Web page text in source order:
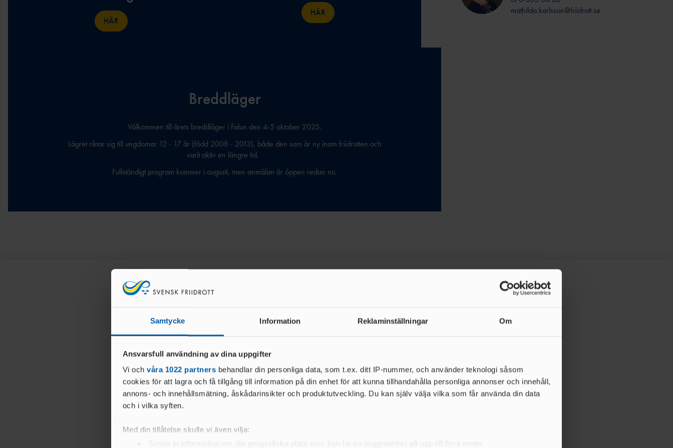
Samtycke Information Reklaminställningar Om
Ansvarsfull användning av dina uppgifter
Vi och våra 1022 partners behandlar din personliga data, som t.ex. ditt IP-nummer, och använder teknologi såsom
cookies för att lagra och få tillgång till information på din enhet för att kunna tillhandahålla personliga annonser och innehåll,
annons- och innehållsmätning, åskådarinsikter och produktutveckling. Du kan själv välja vilka som får använda din data
och i vilka syften.
Med din tillåtelse skulle vi även vilja:
Samla in information om din geografiska plats som kan ha en noggrannhet på upp till flera meter
HÄR
HÄR
Breddläger
Välkommen till årets breddläger i Falun den 4-5 oktober 2025.
Lägret riktar sig till ungdomar 12 - 17 år (född 2008 - 2013), både den som är ny inom friidrotten och
varit aktiv en längre tid.
Fullständigt program kommer i augusti, men anmälan är öppen redan nu.
mathilda.karlsson@friidrott.se